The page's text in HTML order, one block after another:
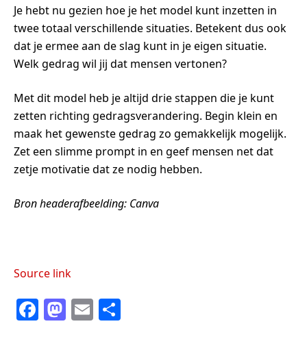
Je hebt nu gezien hoe je het model kunt inzetten in
twee totaal verschillende situaties. Betekent dus ook
dat je ermee aan de slag kunt in je eigen situatie.
Welk gedrag wil jij dat mensen vertonen?
Met dit model heb je altijd drie stappen die je kunt
zetten richting gedragsverandering. Begin klein en
maak het gewenste gedrag zo gemakkelijk mogelijk.
Zet een slimme prompt in en geef mensen net dat
zetje motivatie dat ze nodig hebben.
Bron headerafbeelding: Canva
Source link
F
M E